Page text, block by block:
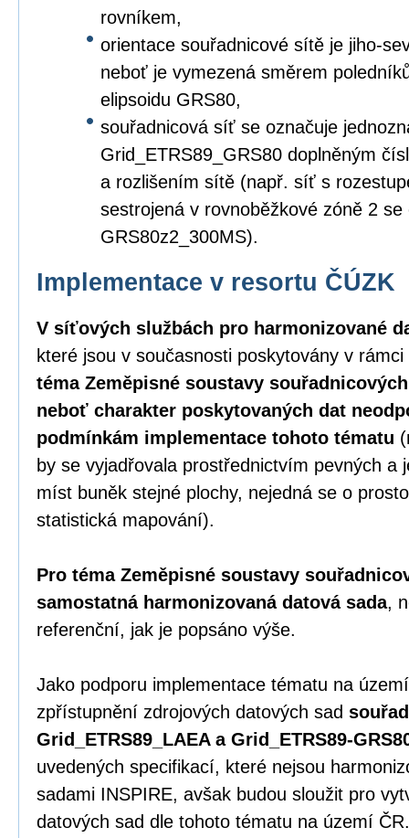
rovníkem,
orientace souřadnicové sítě je jiho-
neboť je vymezená směrem
elipsoidu GRS80,
souřadnicová síť se označuje
Grid_ETRS89_GRS80 doplněným
a rozlišením sítě (např. síť s
sestrojená v rovnoběžkové zóně 2
GRS80z2_300MS).
Implementace v resortu ČÚZK
V síťových službách pro harmonizované
které jsou v současnosti poskytovány v
téma Zeměpisné soustavy
neboť charakter poskytovaných dat
podmínkám implementace tohoto tématu
by se vyjadřovala prostřednictvím pevných a
míst buněk stejné plochy, nejedná se o
statistická mapování).
Pro téma Zeměpisné soustavy
samostatná harmonizovaná datová sada,
referenční, jak je popsáno výše.
Jako podporu implementace tématu na
zpřístupnění zdrojových datových sad
Grid_ETRS89_LAEA a Grid_ETRS89-
uvedených specifikací, které nejsou
sadami INSPIRE, avšak budou sloužit pro
datových sad dle tohoto tématu na území